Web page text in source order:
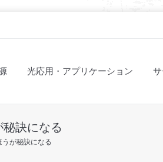
光応用・アプリケーション
訣になる
が秘訣になる